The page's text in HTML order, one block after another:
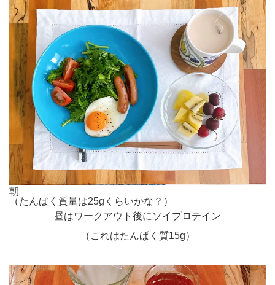
朝
（たんぱく質量は25gくらいかな？）
昼はワークアウト後にソイプロテイン
（これはたんぱく質15g）